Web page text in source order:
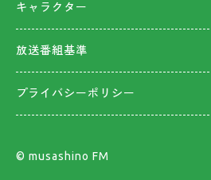
キャラクター
放送番組基準
プライバシーポリシー
©︎ musashino FM